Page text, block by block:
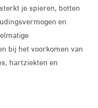
je spieren, botten
en
bij het voorkomen van
hartziekten en